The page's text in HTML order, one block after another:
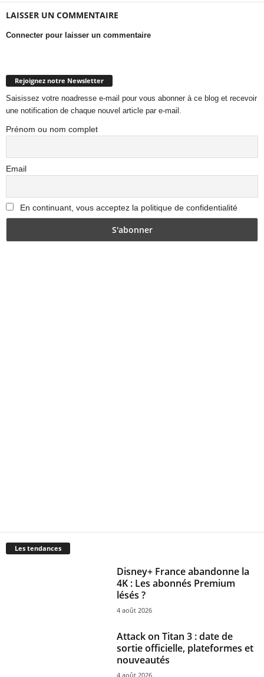
LAISSER UN COMMENTAIRE
Connecter pour laisser un commentaire
Rejoignez notre Newsletter
Saisissez votre noadresse e-mail pour vous abonner à ce blog et recevoir
une notification de chaque nouvel article par e-mail.
Prénom ou nom complet
Email
En continuant, vous acceptez la politique de confidentialité
Les tendances
Disney+ France abandonne la
4K : Les abonnés Premium
lésés ?
4 août 2026
Attack on Titan 3 : date de
sortie officielle, plateformes et
nouveautés
4 août 2026